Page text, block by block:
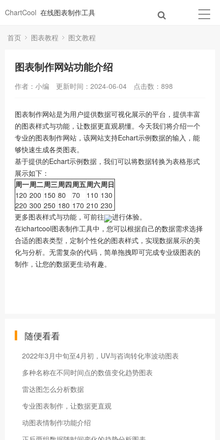
ChartCool 在线图表制作工具
首页 图表教程 图文教程
图表制作网站功能介绍
作者：小编 更新时间：2024-06-04 点击数： 898
图表制作网站是为用户提供数据可视化展示的平台，提供丰富
的图表样式与功能，让数据更直观易懂。今天我们将介绍一个
专业的图表制作网站，该网站支持Echart示例数据的输入，能
够快速生成各类图表。
基于提供的Echart示例数据，我们可以将数据转换为表格形式
展示如下：
周一周二周三周四周五周六周日
120 200 150 80 70 110 130
220 300 250 180 170 210 230
更多图表样式与功能，可前往
进行体验。
在ichartcool图表制作工具中，您可以根据自己的数据需求选择
合适的图表类型，定制个性化的图表样式，实现数据展示的美
化与分析。无需复杂的代码，简单拖拽即可完成专业级图表的
制作，让您的数据更生动有趣。
随便看看
2022年3月中旬至4月初，UV与咨询转化率波动图表
多种名称在不同时间点的数值变化趋势图表
雷达图怎么分析数据
专业图表制作，让数据更直观
动图表情制作功能介绍